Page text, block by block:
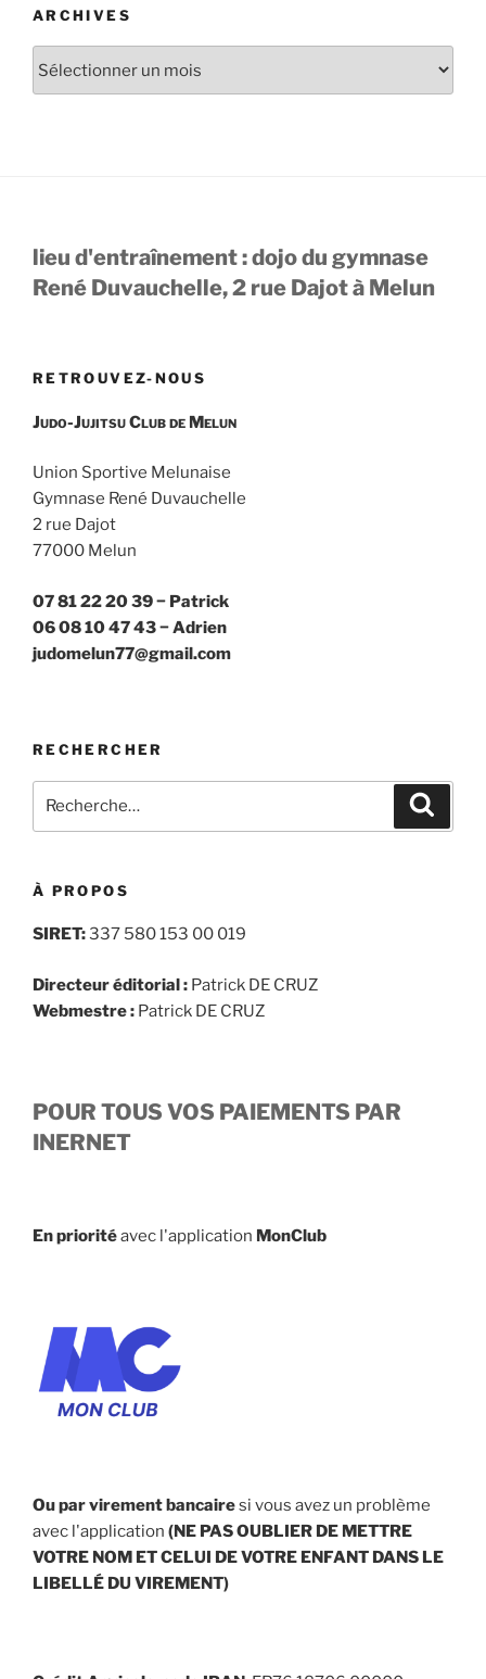
ARCHIVES
lieu d'entraînement : dojo du gymnase
René Duvauchelle, 2 rue Dajot à Melun
RETROUVEZ-NOUS
Judo-Jujitsu Club de Melun
Union Sportive Melunaise
Gymnase René Duvauchelle
2 rue Dajot
77000 Melun
07 81 22 20 39 − Patrick
06 08 10 47 43 − Adrien
judomelun77@gmail.com
RECHERCHER
pour
À PROPOS
SIRET:337 580 153 00 019
Directeur éditorial : Patrick DE CRUZ
Webmestre : Patrick DE CRUZ
POUR TOUS VOS PAIEMENTS PAR
INERNET
En prioritéavec l'application MonClub
Ou par virement bancairesi vous avez un problème
avec l'application (NE PAS OUBLIER DE METTRE
VOTRE NOM ET CELUI DE VOTRE ENFANT DANS LE
LIBELLÉ DU VIREMENT)